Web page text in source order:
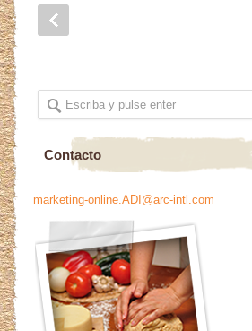
Contacto
marketing-online.ADI@arc-intl.com